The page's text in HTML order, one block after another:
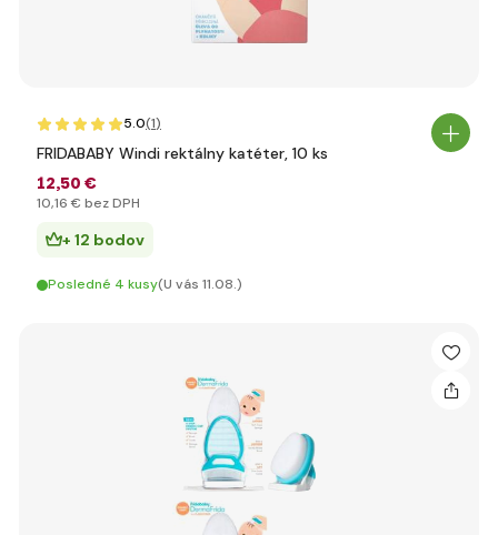
5.0(1)
FRIDABABY Windi rektálny katéter, 10 ks
12,50 €
10,16 € bez DPH
+ 12 bodov
Posledné 4 kusy(U vás 11.08.)